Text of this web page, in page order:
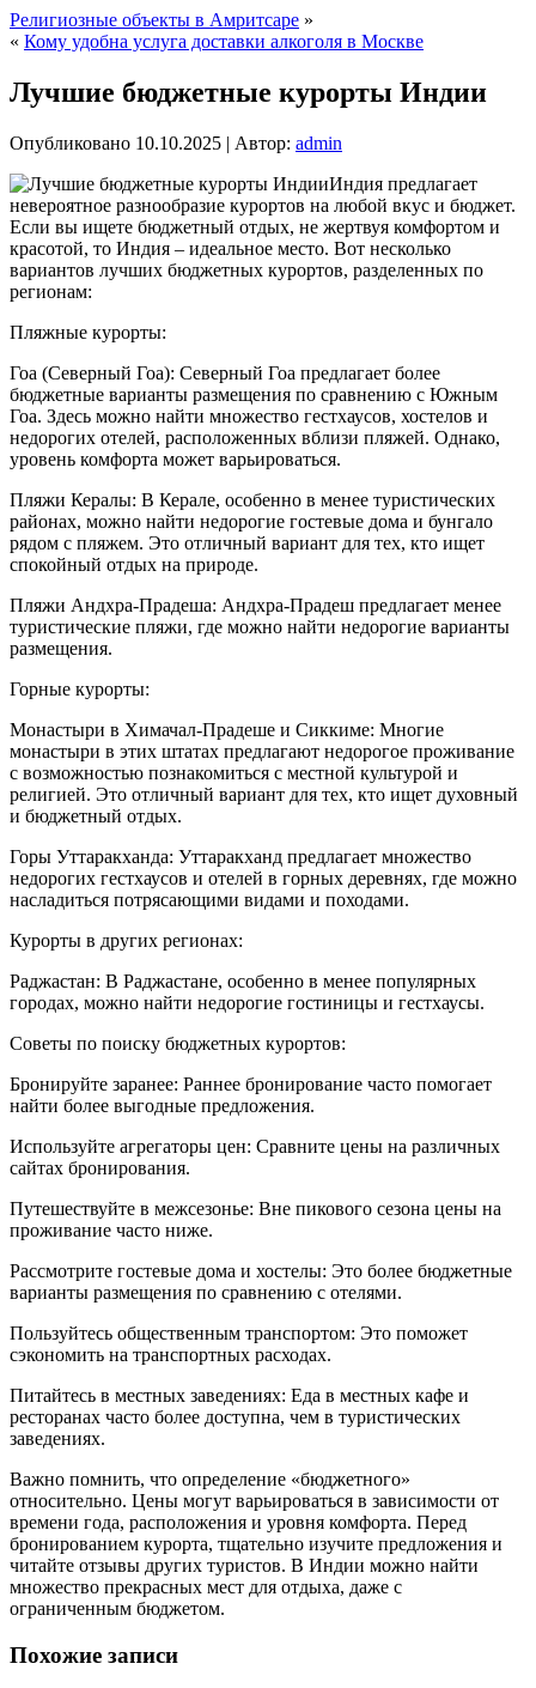
Религиозные объекты в Амритсаре »
« Кому удобна услуга доставки алкоголя в Москве
Лучшие бюджетные курорты Индии
Опубликовано 10.10.2025 | Автор: admin
Индия предлагает
невероятное разнообразие курортов на любой вкус и бюджет.
Если вы ищете бюджетный отдых, не жертвуя комфортом и
красотой, то Индия – идеальное место. Вот несколько
вариантов лучших бюджетных курортов, разделенных по
регионам:
Пляжные курорты:
Гоа (Северный Гоа): Северный Гоа предлагает более
бюджетные варианты размещения по сравнению с Южным
Гоа. Здесь можно найти множество гестхаусов, хостелов и
недорогих отелей, расположенных вблизи пляжей. Однако,
уровень комфорта может варьироваться.
Пляжи Кералы: В Керале, особенно в менее туристических
районах, можно найти недорогие гостевые дома и бунгало
рядом с пляжем. Это отличный вариант для тех, кто ищет
спокойный отдых на природе.
Пляжи Андхра-Прадеша: Андхра-Прадеш предлагает менее
туристические пляжи, где можно найти недорогие варианты
размещения.
Горные курорты:
Монастыри в Химачал-Прадеше и Сиккиме: Многие
монастыри в этих штатах предлагают недорогое проживание
с возможностью познакомиться с местной культурой и
религией. Это отличный вариант для тех, кто ищет духовный
и бюджетный отдых.
Горы Уттаракханда: Уттаракханд предлагает множество
недорогих гестхаусов и отелей в горных деревнях, где можно
насладиться потрясающими видами и походами.
Курорты в других регионах:
Раджастан: В Раджастане, особенно в менее популярных
городах, можно найти недорогие гостиницы и гестхаусы.
Советы по поиску бюджетных курортов:
Бронируйте заранее: Раннее бронирование часто помогает
найти более выгодные предложения.
Используйте агрегаторы цен: Сравните цены на различных
сайтах бронирования.
Путешествуйте в межсезонье: Вне пикового сезона цены на
проживание часто ниже.
Рассмотрите гостевые дома и хостелы: Это более бюджетные
варианты размещения по сравнению с отелями.
Пользуйтесь общественным транспортом: Это поможет
сэкономить на транспортных расходах.
Питайтесь в местных заведениях: Еда в местных кафе и
ресторанах часто более доступна, чем в туристических
заведениях.
Важно помнить, что определение «бюджетного»
относительно. Цены могут варьироваться в зависимости от
времени года, расположения и уровня комфорта. Перед
бронированием курорта, тщательно изучите предложения и
читайте отзывы других туристов. В Индии можно найти
множество прекрасных мест для отдыха, даже с
ограниченным бюджетом.
Похожие записи